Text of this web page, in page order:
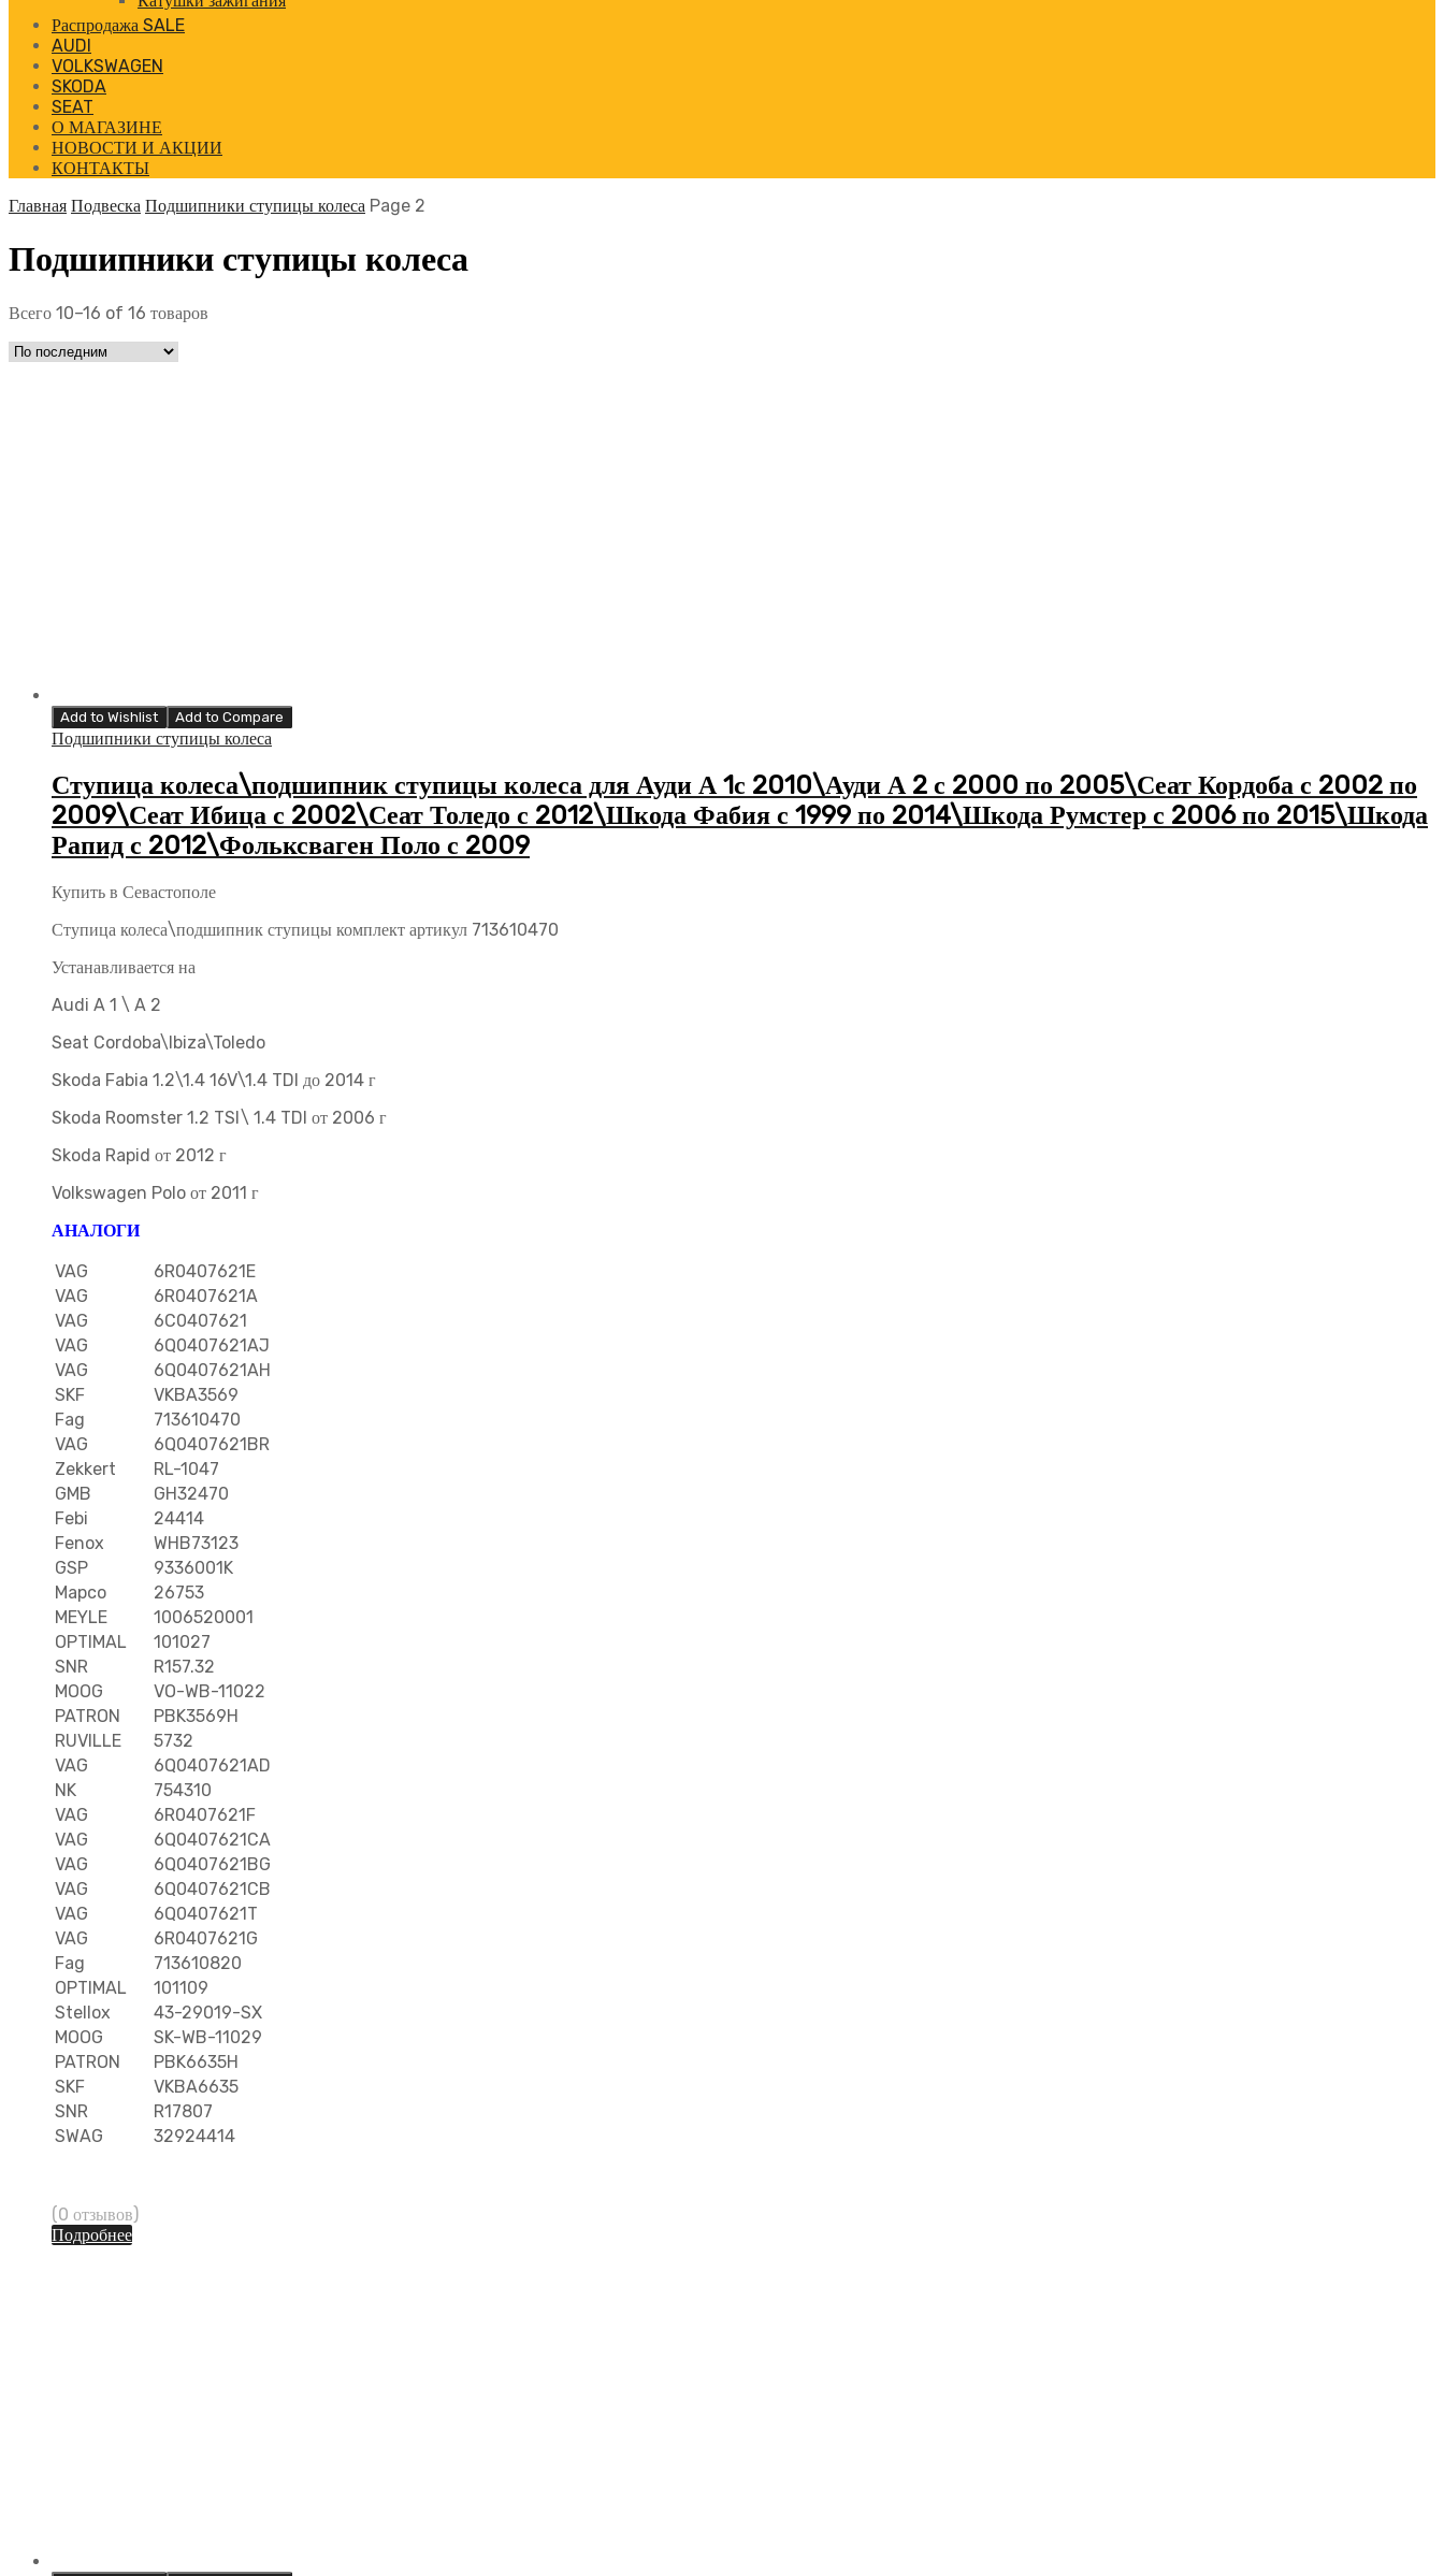
Распродажа SALE
AUDI
VOLKSWAGEN
SKODA
SEAT
О МАГАЗИНЕ
НОВОСТИ И АКЦИИ
КОНТАКТЫ
Главная Подвеска Подшипники ступицы колеса Page 2
Подшипники ступицы колеса
Всего 10–16 of 16 товаров
Add to Wishlist Add to Compare
Подшипники ступицы колеса
Ступица колеса\подшипник ступицы колеса для Ауди А 1с 2010\Ауди А 2 с 2000 по 2005\Сеат Кордоба с 2002 по
2009\Сеат Ибица с 2002\Сеат Толедо с 2012\Шкода Фабия с 1999 по 2014\Шкода Румстер с 2006 по 2015\Шкода
Рапид с 2012\Фольксваген Поло с 2009
Купить в Севастополе
Ступица колеса\подшипник ступицы комплект артикул 713610470
Устанавливается на
Audi A 1 \ A 2
Seat Cordoba\Ibiza\Toledo
Skoda Fabia 1.2\1.4 16V\1.4 TDI до 2014 г
Skoda Roomster 1.2 TSI\ 1.4 TDI от 2006 г
Skoda Rapid от 2012 г
Volkswagen Polo от 2011 г
АНАЛОГИ
VAG
6R0407621E
VAG
6R0407621A
VAG
6C0407621
VAG
6Q0407621AJ
VAG
6Q0407621AH
SKF
VKBA3569
Fag
713610470
VAG
6Q0407621BR
Zekkert
RL-1047
GMB
GH32470
Febi
24414
Fenox
WHB73123
GSP
9336001K
Mapco
26753
MEYLE
1006520001
OPTIMAL
101027
SNR
R157.32
MOOG
VO-WB-11022
PATRON
PBK3569H
RUVILLE
5732
VAG
6Q0407621AD
NK
754310
VAG
6R0407621F
VAG
6Q0407621CA
VAG
6Q0407621BG
VAG
6Q0407621CB
VAG
6Q0407621T
VAG
6R0407621G
Fag
713610820
OPTIMAL
101109
Stellox
43-29019-SX
MOOG
SK-WB-11029
PATRON
PBK6635H
SKF
VKBA6635
SNR
R17807
SWAG
32924414
(0 отзывов)
Подробнее